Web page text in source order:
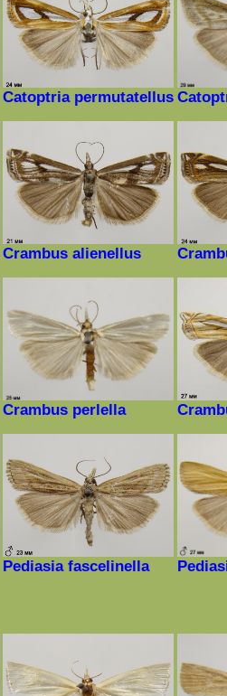
Catoptria permutatellus
Crambus alienellus
Crambus perlella
Pediasia fascelinella